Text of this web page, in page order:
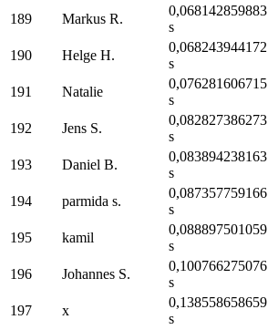
189 Markus R.
0,068142859883
s
190
Helge H.
0,068243944172
s
191 Natalie
0,076281606715
s
192 Jens S.
0,082827386273
s
193
Daniel B.
0,083894238163
s
194
parmida s.
0,087357759166
s
195
kamil
0,088897501059
s
196
Johannes S.
0,100766275076
s
197
x
0,138558658659
s